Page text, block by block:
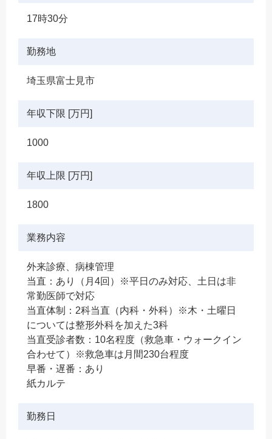
17時30分
勤務地
埼玉県富士見市
年収下限 [万円]
1000
年収上限 [万円]
1800
業務内容
外来診療、病棟管理
当直：あり（月4回）※平日のみ対応、土日は非
常勤医師で対応
当直体制：2科当直（内科・外科）※木・土曜日
については整形外科を加えた3科
当直受診者数：10名程度（救急車・ウォークイン
合わせて）※救急車は月間230台程度
早番・遅番：あり
紙カルテ
勤務日